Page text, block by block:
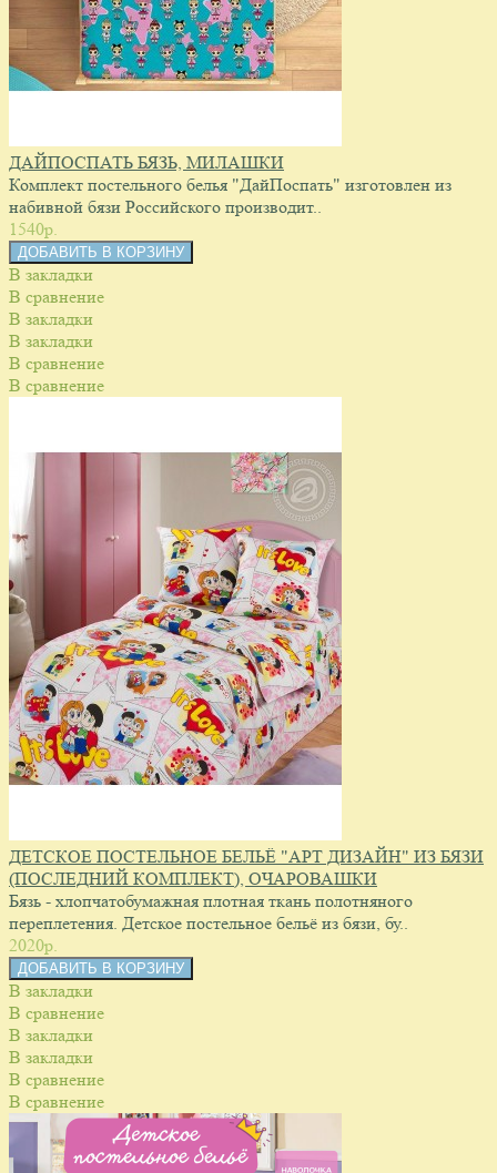
ДАЙПОСПАТЬ БЯЗЬ, МИЛАШКИ
Комплект постельного белья "ДайПоспать" изготовлен из
набивной бязи Российского производит..
1540p.
В закладки
В сравнение
В закладки
В закладки
В сравнение
В сравнение
ДЕТСКОЕ ПОСТЕЛЬНОЕ БЕЛЬЁ "АРТ ДИЗАЙН" ИЗ БЯЗИ
(ПОСЛЕДНИЙ КОМПЛЕКТ), ОЧАРОВАШКИ
Бязь - хлопчатобумажная плотная ткань полотняного
переплетения. Детское постельное бельё из бязи, бу..
2020p.
В закладки
В сравнение
В закладки
В закладки
В сравнение
В сравнение